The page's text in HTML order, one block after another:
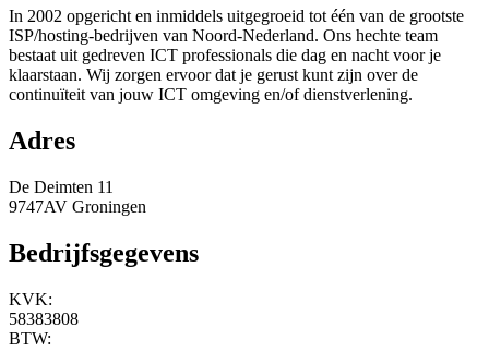
In 2002 opgericht en inmiddels uitgegroeid tot één van de grootste
ISP/hosting-bedrijven van Noord-Nederland. Ons hechte team
bestaat uit gedreven ICT professionals die dag en nacht voor je
klaarstaan. Wij zorgen ervoor dat je gerust kunt zijn over de
continuïteit van jouw ICT omgeving en/of dienstverlening.
Adres
De Deimten 11
9747AV Groningen
Bedrijfsgegevens
KVK:
58383808
BTW: